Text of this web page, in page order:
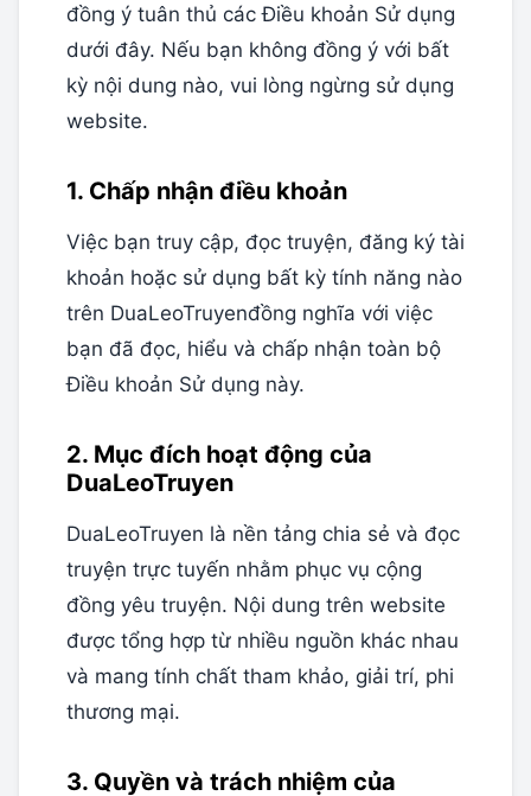
đồng ý tuân thủ các Điều khoản Sử dụng
dưới đây. Nếu bạn không đồng ý với bất
kỳ nội dung nào, vui lòng ngừng sử dụng
website.
1. Chấp nhận điều khoản
Việc bạn truy cập, đọc truyện, đăng ký tài
khoản hoặc sử dụng bất kỳ tính năng nào
trên DuaLeoTruyenđồng nghĩa với việc
bạn đã đọc, hiểu và chấp nhận toàn bộ
Điều khoản Sử dụng này.
2. Mục đích hoạt động của
DuaLeoTruyen
DuaLeoTruyen là nền tảng chia sẻ và đọc
truyện trực tuyến nhằm phục vụ cộng
đồng yêu truyện. Nội dung trên website
được tổng hợp từ nhiều nguồn khác nhau
và mang tính chất tham khảo, giải trí, phi
thương mại.
3. Quyền và trách nhiệm của